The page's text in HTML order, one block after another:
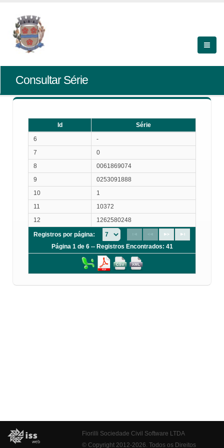
Consultar Série
Id
Série
6
-
7
0
8
0061869074
9
0253091888
10
1
11
10372
12
1262580248
Registros por página:
Página 1 de 6 -- Registros Encontrados: 41
Fiorilli Sociedade Civil Software LTDA
© Copyright 2012-2026. Todos os Direitos